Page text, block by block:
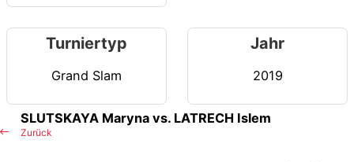
Turniertyp
Grand Slam
Jahr
2019
Zurück
SLUTSKAYA Maryna vs. LATRECH Islem